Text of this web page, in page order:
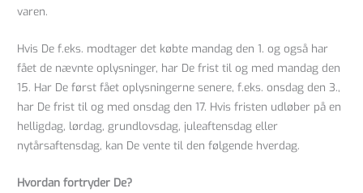
varen.
Hvis De f.eks. modtager det købte mandag den 1. og også har
fået de nævnte oplysninger, har De frist til og med mandag den
15. Har De først fået oplysningerne senere, f.eks. onsdag den 3.,
har De frist til og med onsdag den 17. Hvis fristen udløber på en
helligdag, lørdag, grundlovsdag, juleaftensdag eller
nytårsaftensdag, kan De vente til den følgende hverdag.
Hvordan fortryder De?